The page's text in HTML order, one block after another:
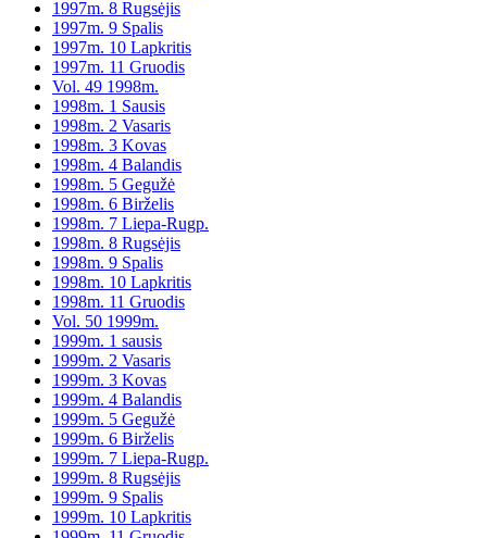
1997m. 8 Rugsėjis
1997m. 9 Spalis
1997m. 10 Lapkritis
1997m. 11 Gruodis
Vol. 49 1998m.
1998m. 1 Sausis
1998m. 2 Vasaris
1998m. 3 Kovas
1998m. 4 Balandis
1998m. 5 Gegužė
1998m. 6 Birželis
1998m. 7 Liepa-Rugp.
1998m. 8 Rugsėjis
1998m. 9 Spalis
1998m. 10 Lapkritis
1998m. 11 Gruodis
Vol. 50 1999m.
1999m. 1 sausis
1999m. 2 Vasaris
1999m. 3 Kovas
1999m. 4 Balandis
1999m. 5 Gegužė
1999m. 6 Birželis
1999m. 7 Liepa-Rugp.
1999m. 8 Rugsėjis
1999m. 9 Spalis
1999m. 10 Lapkritis